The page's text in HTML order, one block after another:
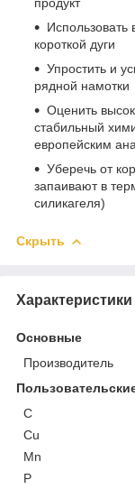
Использовать
короткой дуги
Упростить и
рядной намотки
Оценить
стабильный
европейским
Уберечь от
запаивают в
силикагеля)
Скрыть
Характеристики
Основные
Производитель
C
Cu
Mn
P